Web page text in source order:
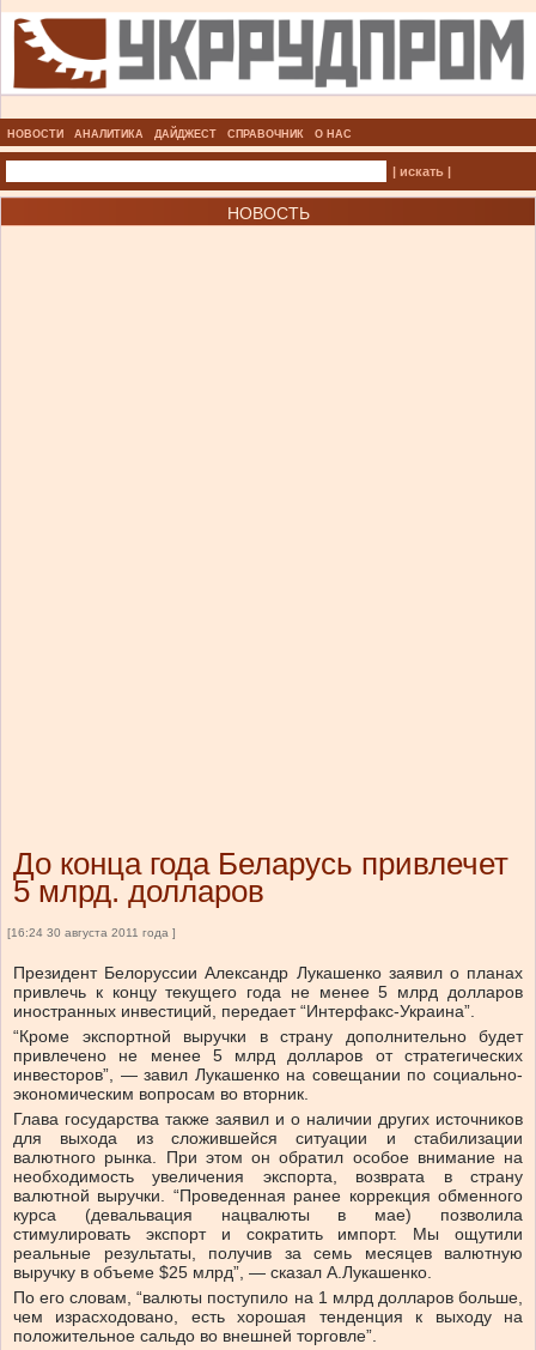
НОВОСТИ АНАЛИТИКА ДАЙДЖЕСТ СПРАВОЧНИК О НАС
| искать |
НОВОСТЬ
До конца года Беларусь привлечет
5 млрд. долларов
[16:24 30 августа 2011 года ]
Президент Белоруссии Александр Лукашенко заявил о планах
привлечь к концу текущего года не менее 5 млрд долларов
иностранных инвестиций, передает “Интерфакс-Украина”.
“Кроме экспортной выручки в страну дополнительно будет
привлечено не менее 5 млрд долларов от стратегических
инвесторов”, — завил Лукашенко на совещании по социально-
экономическим вопросам во вторник.
Глава государства также заявил и о наличии других источников
для выхода из сложившейся ситуации и стабилизации
валютного рынка. При этом он обратил особое внимание на
необходимость увеличения экспорта, возврата в страну
валютной выручки. “Проведенная ранее коррекция обменного
курса (девальвация нацвалюты в мае) позволила
стимулировать экспорт и сократить импорт. Мы ощутили
реальные результаты, получив за семь месяцев валютную
выручку в объеме $25 млрд”, — сказал А.Лукашенко.
По его словам, “валюты поступило на 1 млрд долларов больше,
чем израсходовано, есть хорошая тенденция к выходу на
положительное сальдо во внешней торговле”.